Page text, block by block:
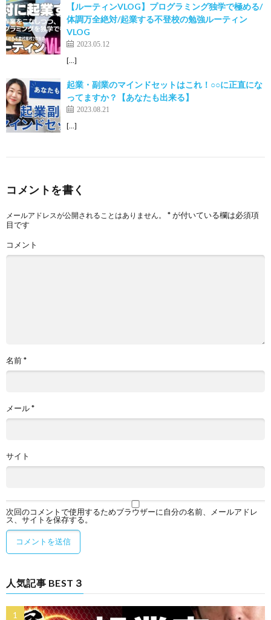
【ルーティンVLOG】プログラミング独学で極める/
体調万全絶対/起業する不登校の勉強ルーティン
VLOG
2023.05.12
[…]
起業・副業のマインドセットはこれ！○○に正直にな
ってますか？【あなたも出来る】
2023.08.21
[…]
コメントを書く
メールアドレスが公開されることはありません。 *が付いている欄は必須項
目です
コメント
名前*
メール*
サイト
次回のコメントで使用するためブラウザーに自分の名前、メールアドレ
ス、サイトを保存する。
人気記事 BEST３